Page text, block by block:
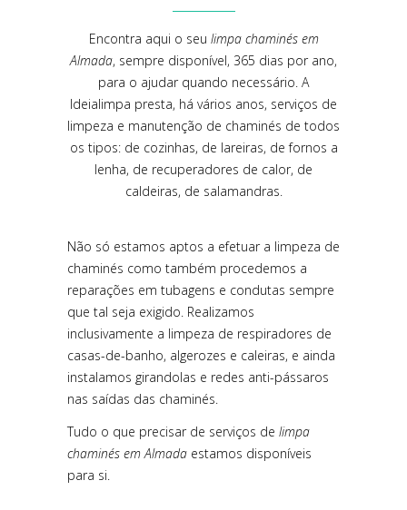
Encontra aqui o seu limpa chaminés em
Almada, sempre disponível, 365 dias por ano,
para o ajudar quando necessário. A
Ideialimpa presta, há vários anos, serviços de
limpeza e manutenção de chaminés de todos
os tipos: de cozinhas, de lareiras, de fornos a
lenha, de recuperadores de calor, de
caldeiras, de salamandras.
Não só estamos aptos a efetuar a limpeza de
chaminés como também procedemos a
reparações em tubagens e condutas sempre
que tal seja exigido. Realizamos
inclusivamente a limpeza de respiradores de
casas-de-banho, algerozes e caleiras, e ainda
instalamos girandolas e redes anti-pássaros
nas saídas das chaminés.
Tudo o que precisar de serviços de limpa
chaminés em Almada estamos disponíveis
para si.